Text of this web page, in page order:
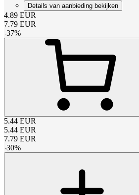
Details van aanbieding bekijken
4.89 EUR
7.79 EUR
-37%
5.44 EUR
5.44 EUR
7.79 EUR
-30%